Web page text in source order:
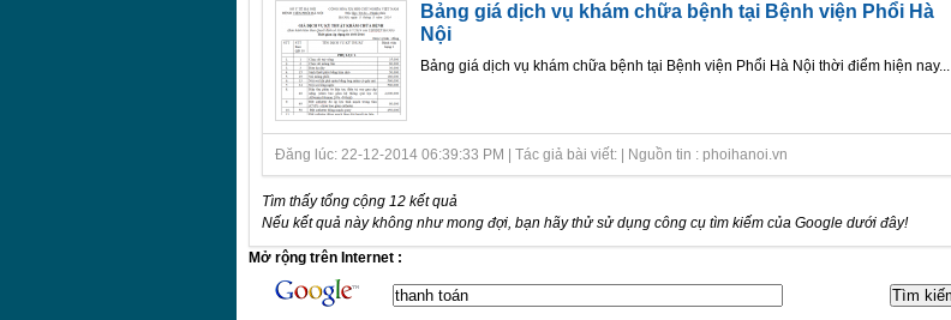
Bảng giá dịch vụ khám chữa bệnh tại Bệnh viện Phổi Hà
Nội
Bảng giá dịch vụ khám chữa bệnh tại Bệnh viện Phổi Hà Nội thời điểm hiện nay...
Đăng lúc: 22-12-2014 06:39:33 PM | Tác giả bài viết: | Nguồn tin : phoihanoi.vn
Tìm thấy tổng cộng 12 kết quả
Nếu kết quả này không như mong đợi, bạn hãy thử sử dụng công cụ tìm kiếm của Google dưới đây!
Mở rộng trên Internet :